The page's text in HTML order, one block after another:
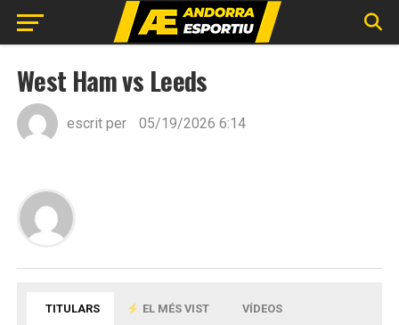
West Ham vs Leeds
escrit per 05/19/2026 6:14
TITULARS EL MÉS VIST VÍDEOS